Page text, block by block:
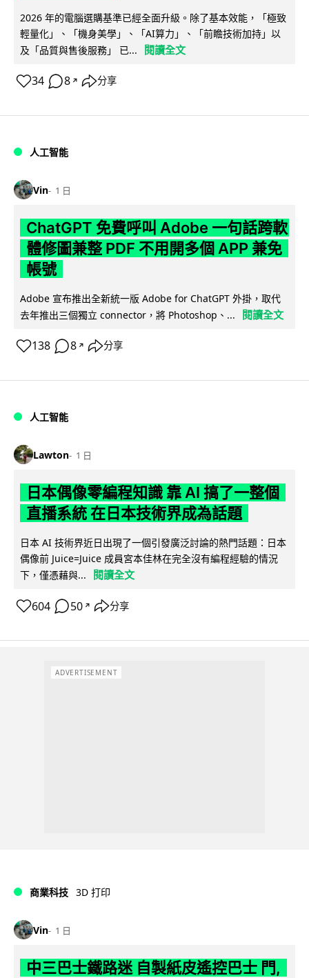
2026 年的電腦選購基準已經全面升級。除了基本效能，「極致
輕量化」、「機身美學」、「AI算力」、「前瞻技術加持」以
及「品質與售後服務」 已...
閱讀全文
34 8 ↗ 分享
人工智能
Vin 1 日
ChatGPT 免費呼叫 Adobe 一句話跨軟
體修圖兼整 PDF 不用開多個 APP 兼免
帳號
Adobe 宣布推出全新統一版 Adobe for ChatGPT 外掛，取代
去年推出三個獨立 connector，將 Photoshop、...
閱讀全文
138 8 ↗ 分享
人工智能
Lawton 1 日
日本偶像零編程知識 靠 AI 搞了一整個
直播系統 在日本技術界成為話題
日本 AI 技術界近日出現了一個引發廣泛討論的熱門話題：日本
偶像前 Juice=Juice 成員宮本佳林在完全沒有編程經驗的情況
下，僅憑藉與...
閱讀全文
604 50 ↗ 分享
ADVERTISEMENT
商業科技 3D 打印
Vin 1 日
中三巴士鐵路迷 自製紙皮遙控巴士 門,